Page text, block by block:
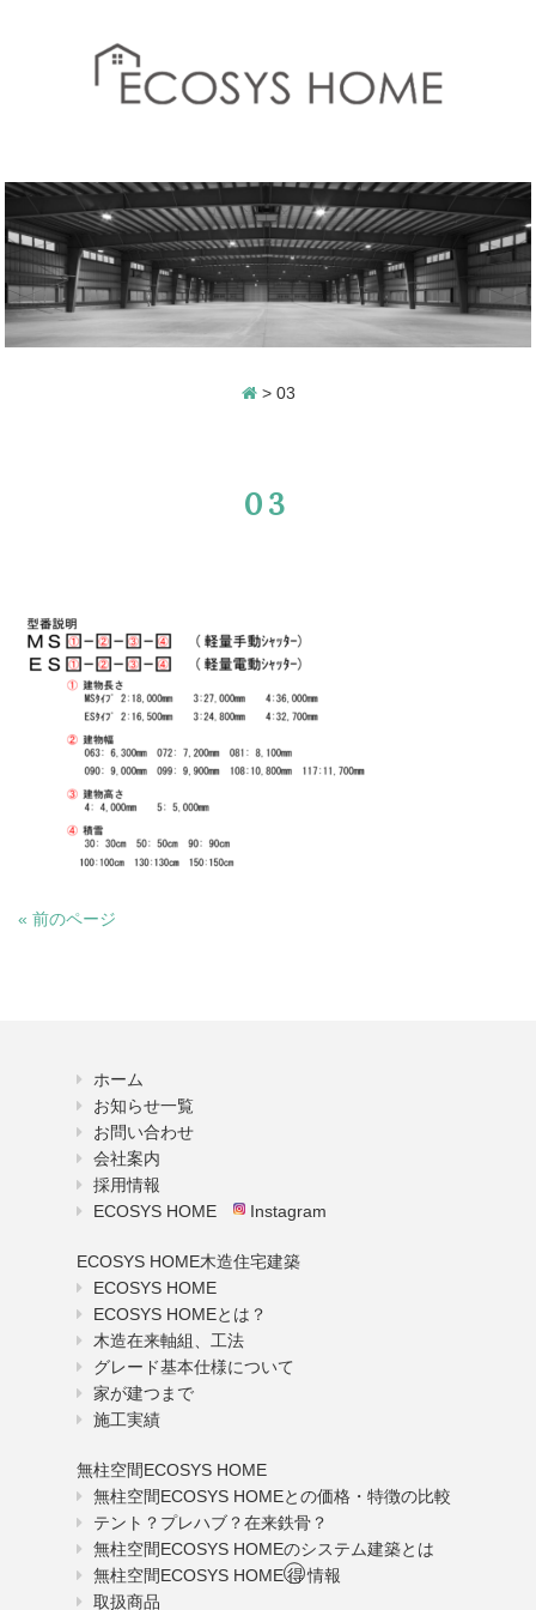
> 03
03
« 前のページ
ホーム
お知らせ一覧
お問い合わせ
会社案内
採用情報
ECOSYS HOME
Instagram
ECOSYS HOME木造住宅建築
ECOSYS HOME
ECOSYS HOMEとは？
木造在来軸組、工法
グレード基本仕様について
家が建つまで
施工実績
無柱空間ECOSYS HOME
無柱空間ECOSYS HOMEとの価格・特徴の比較
テント？プレハブ？在来鉄骨？
無柱空間ECOSYS HOMEのシステム建築とは
無柱空間ECOSYS HOME得情報
取扱商品